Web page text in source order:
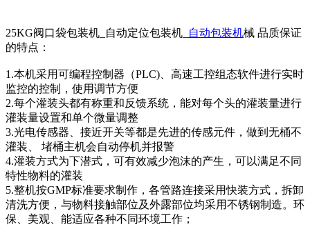
25KG阀口袋包装机_自动定位包装机_ 自动包装机械 品质保证
的特点：
1.本机采用可编程控制器（PLC)、高速工控组态软件进行实时
监控的控制，使用调节方便
2.每个灌装头都有称重和反馈系统，能对每个头的灌装量进行
灌装量设置和单个微量调整
3.光电传感器、接近开关等都是先进的传感元件，做到无桶不
灌装、 堵桶主机会自动停机并报警
4.灌装方式为下潜式，可有效减少泡沫的产生，可以满足不同
特性物料的灌装
5.整机按GMP标准要求制作，各管路连接采用快装方式，拆卸
清洗方便，与物料接触部位及外露部位均采用不锈钢制造。环
保、美观、能适应各种不同环境工作；